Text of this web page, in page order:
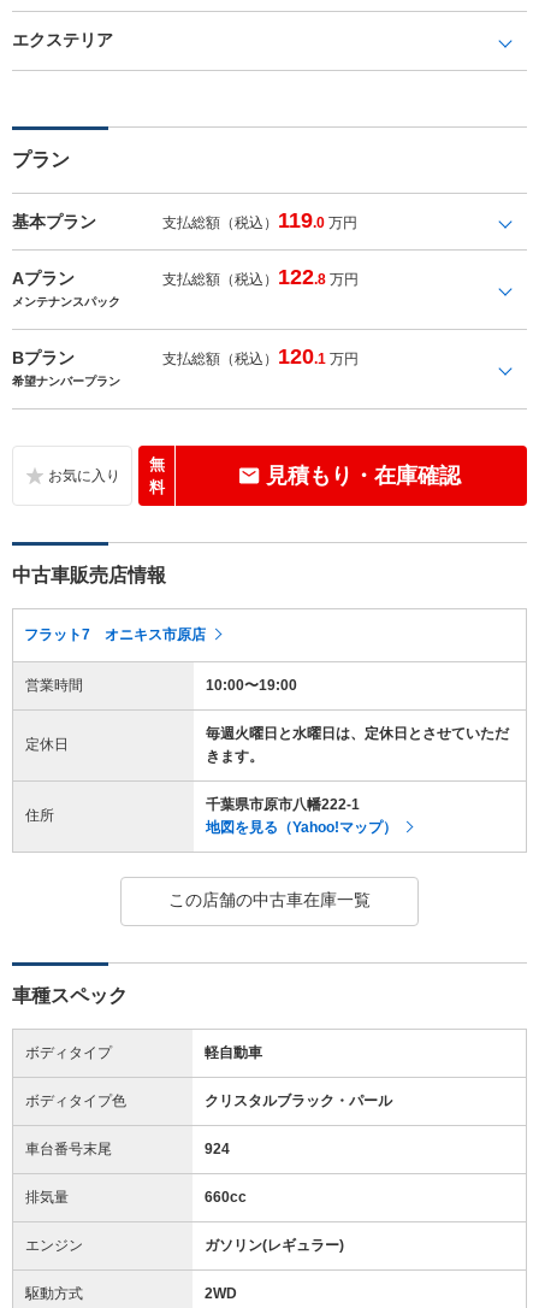
エクステリア
プラン
基本プラン 支払総額（税込） 119.0 万円
Aプラン 支払総額（税込） 122.8 万円
メンテナンスパック
Bプラン 支払総額（税込） 120.1 万円
希望ナンバープラン
無
料
見積もり・在庫確認
中古車販売店情報
フラット7 オニキス市原店
営業時間 10:00〜19:00
定休日
毎週火曜日と水曜日は、定休日とさせていただ
きます。
住所
千葉県市原市八幡222-1
地図を見る（Yahoo!マップ）
この店舗の中古車在庫一覧
車種スペック
ボディタイプ 軽自動車
ボディタイプ色 クリスタルブラック・パール
車台番号末尾 924
排気量 660cc
エンジン ガソリン(レギュラー)
駆動方式 2WD